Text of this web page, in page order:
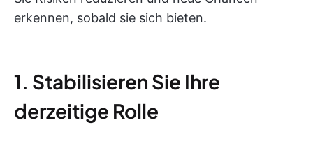
erkennen, sobald sie sich bieten.
1. Stabilisieren Sie Ihre
derzeitige Rolle